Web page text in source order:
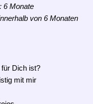
6 Monate
von 6 Monaten
Dich ist?
mit mir